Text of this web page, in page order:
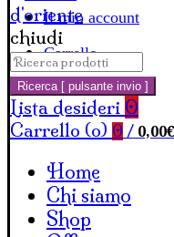
Il mio account
Carrello
chiudi
Cerca:
Ricerca [ pulsante invio ]
Lista desideri 0
Carrello (o) 0 / 0,00€
Home
Chi siamo
Shop